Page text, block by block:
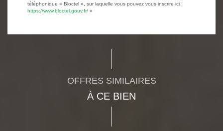
téléphonique « Bloctel », sur laquelle vous pouvez vous inscrire ici :
https://www.bloctel.gouv.fr/ »
OFFRES SIMILAIRES
À CE BIEN